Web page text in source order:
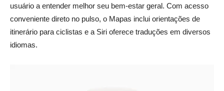
usuário a entender melhor seu bem-estar geral. Com acesso
conveniente direto no pulso, o Mapas inclui orientações de
itinerário para ciclistas e a Siri oferece traduções em diversos
idiomas.